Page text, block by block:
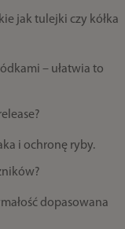
jak tulejki czy kółka
– ułatwia to
i ochronę ryby.
dopasowana